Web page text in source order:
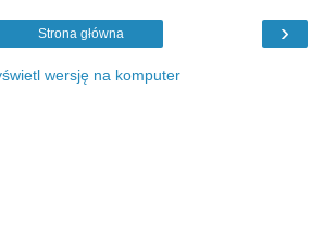
›
Strona główna
wersję na komputer